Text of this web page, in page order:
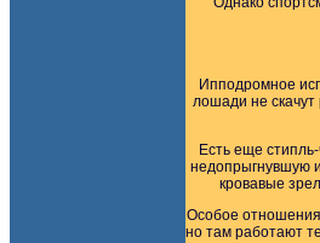
Ипподромное
лошади не
Есть еще
недопрыгнувшую
кровавые
Особое отношения
но там работают